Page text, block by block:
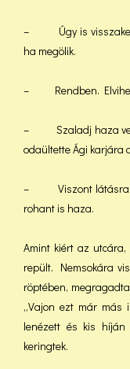
– Úgy is
ha megölik.
– Rendben.
– Szaladj haza vele!
odaültette Ági karjára
– Viszont látásra! –
rohant is haza.
Amint kiért az
repült. Nemsokára
röptében,
„Vajon ezt már
lenézett és kis
keringtek.